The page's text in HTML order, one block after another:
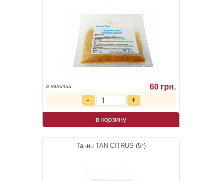
в наличии 60 грн.
в корзину
Танин TAN CITRUS (5г)